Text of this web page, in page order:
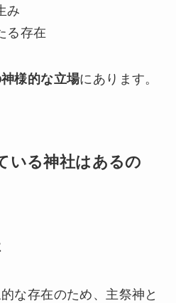
み
る存在
様的な立場にあります。
いる神社はあるの
な存在のため、主祭神と